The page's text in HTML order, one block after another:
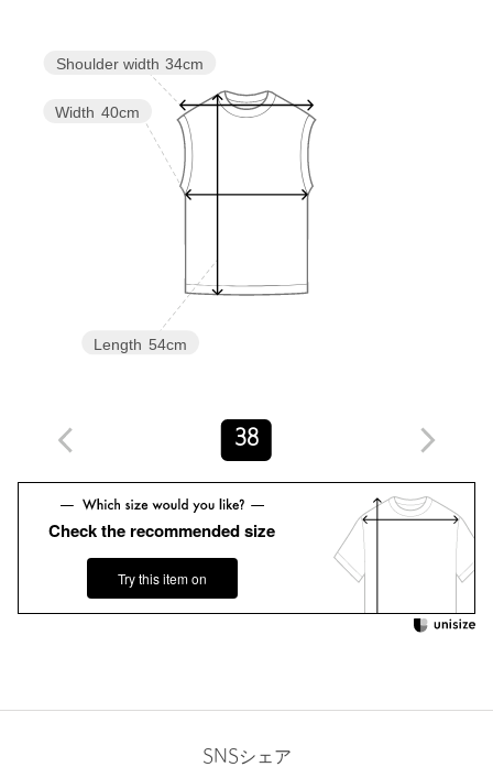
ドライタッチでシアー感があるカットソーを、今の気分である90
品番：86665000108)
モードな雰囲気を感じるカラーは、一枚着やインナー使いで、汎
＜Ernie Palo(アーニー パロ)＞
タイムレスでシンプル、上品な印象のユニセックスウエア ブラン
フレンチシックな雰囲気を纏い、少し粗野で控えめに表現された
ーズン発表しています。
Length 54cm
Width 40cm
Shoulder width 34cm
38
Check the recommended size
Try this item on
SNSシェア